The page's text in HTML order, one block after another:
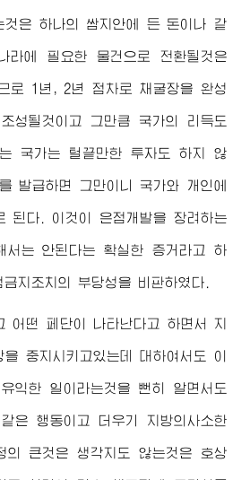
것은 하나의 쌈지안에 든 돈이나 같
라에 필요한 물건으로 전환될것은
로 1년, 2년 점차로 채굴장을 완성
성될것이고 그만큼 국가의 리득도
국가는 털끝만한 투자도 하지 않
발급하면 그만이니 국가와 개인에
된다. 이것이 은점개발을 장려하는
서는 안된다는 확실한 증거라고 하
지조치의 부당성을 비판하였다.
어떤 페단이 나타난다고 하면서 지
중지시키고있는데 대하여서도 이
익한 일이라는것을 뻔히 알면서도
은 행동이고 더우기 지방의사소한
의 큰것은 생각지도 않는것은 호상